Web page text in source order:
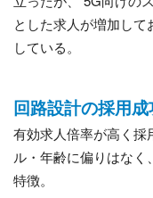
とした求人が増加し
している。
回路設計の採用
有効求人倍率が高く採
ル・年齢に偏りはな
特徴。